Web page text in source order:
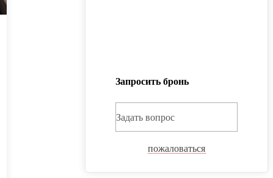
Запросить бронь
Задать вопрос
пожаловаться